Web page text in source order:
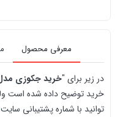
معرفی محصول
در زیر برای "خرید جکوزی مدل 202
خرید توضیح داده شده است
توانید با شماره پشتیبانی سایت